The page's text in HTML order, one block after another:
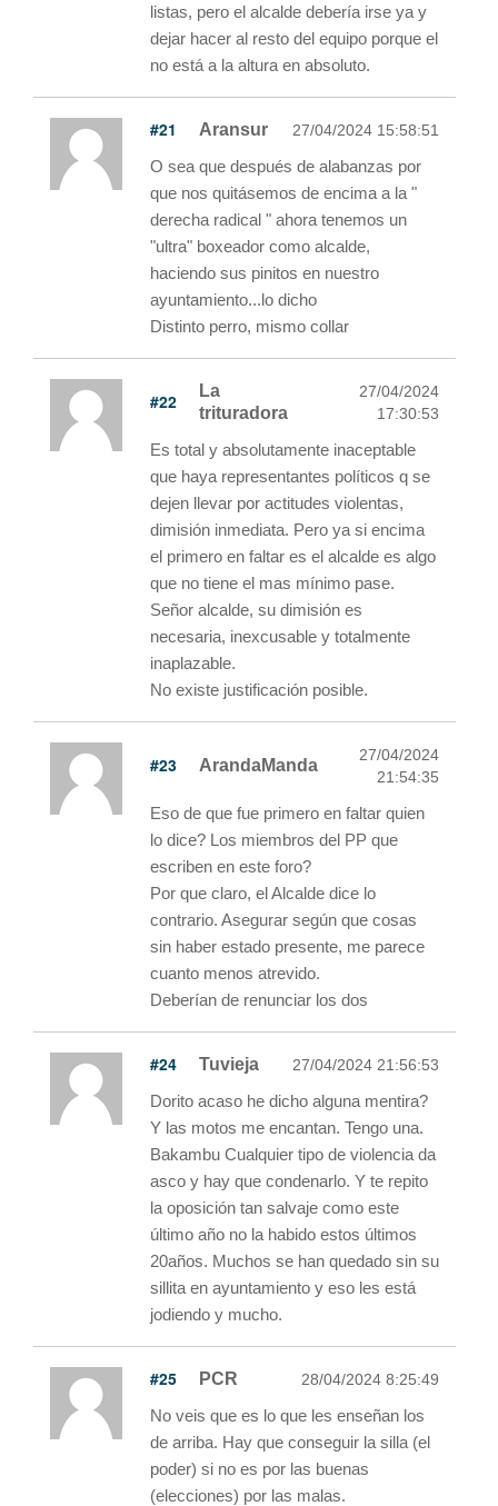
listas, pero el alcalde debería irse ya y
dejar hacer al resto del equipo porque el
no está a la altura en absoluto.
#21 Aransur 27/04/2024 15:58:51
O sea que después de alabanzas por
que nos quitásemos de encima a la "
derecha radical " ahora tenemos un
"ultra" boxeador como alcalde,
haciendo sus pinitos en nuestro
ayuntamiento...lo dicho
Distinto perro, mismo collar
#22
La
trituradora
27/04/2024
17:30:53
Es total y absolutamente inaceptable
que haya representantes políticos q se
dejen llevar por actitudes violentas,
dimisión inmediata. Pero ya si encima
el primero en faltar es el alcalde es algo
que no tiene el mas mínimo pase.
Señor alcalde, su dimisión es
necesaria, inexcusable y totalmente
inaplazable.
No existe justificación posible.
#23 ArandaManda
27/04/2024
21:54:35
Eso de que fue primero en faltar quien
lo dice? Los miembros del PP que
escriben en este foro?
Por que claro, el Alcalde dice lo
contrario. Asegurar según que cosas
sin haber estado presente, me parece
cuanto menos atrevido.
Deberían de renunciar los dos
#24 Tuvieja 27/04/2024 21:56:53
Dorito acaso he dicho alguna mentira?
Y las motos me encantan. Tengo una.
Bakambu Cualquier tipo de violencia da
asco y hay que condenarlo. Y te repito
la oposición tan salvaje como este
último año no la habido estos últimos
20años. Muchos se han quedado sin su
sillita en ayuntamiento y eso les está
jodiendo y mucho.
#25 PCR 28/04/2024 8:25:49
No veis que es lo que les enseñan los
de arriba. Hay que conseguir la silla (el
poder) si no es por las buenas
(elecciones) por las malas.